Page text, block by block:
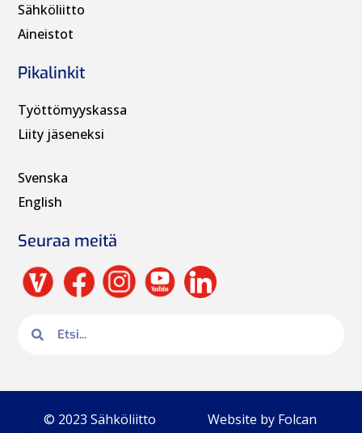
Sähköliitto
Aineistot
Pikalinkit
Työttömyyskassa
Liity jäseneksi
Svenska
English
Seuraa meitä
© 2023 Sähköliitto Website by Folcan